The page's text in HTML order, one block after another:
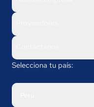
Selecciona tu país: